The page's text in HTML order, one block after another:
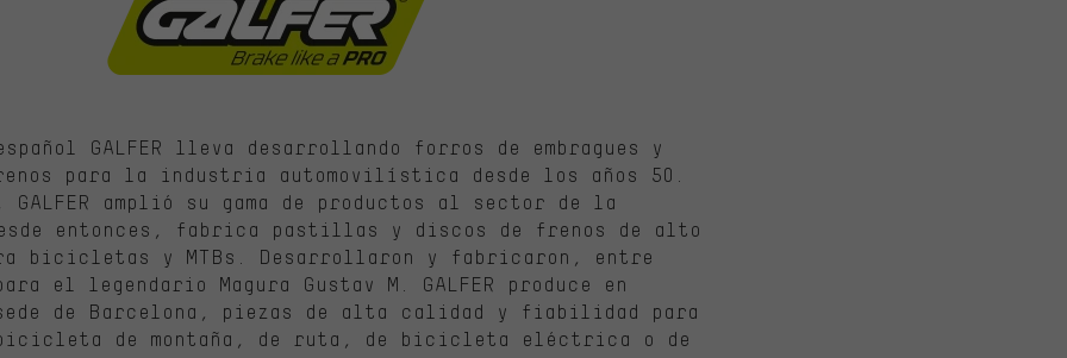
GALFER lleva desarrollando forros de embragues y
para la industria automovilística desde los años 50.
GALFER amplió su gama de productos al sector de la
entonces, fabrica pastillas y discos de frenos de alto
bicicletas y MTBs. Desarrollaron y fabricaron, entre
el legendario Magura Gustav M. GALFER produce en
de Barcelona, piezas de alta calidad y fiabilidad para
de montaña, de ruta, de bicicleta eléctrica o de